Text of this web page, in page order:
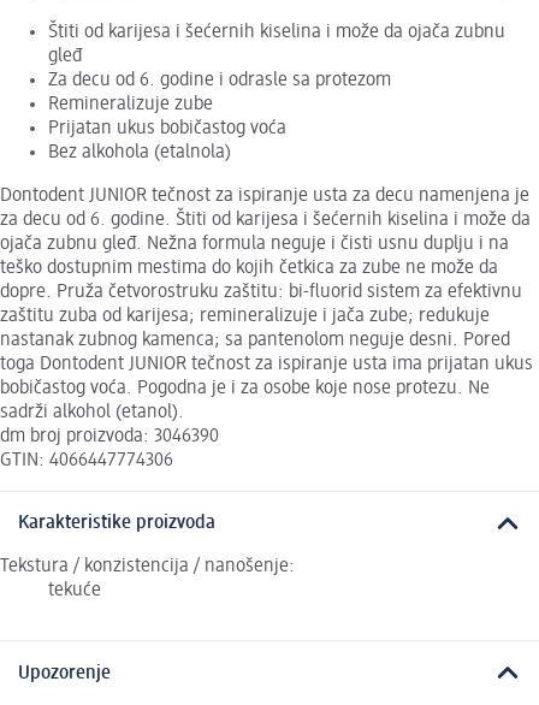
Štiti od karijesa i šećernih kiselina i može da ojača zubnu
gleđ
Za decu od 6. godine i odrasle sa protezom
Remineralizuje zube
Prijatan ukus bobičastog voća
Bez alkohola (etalnola)
Dontodent JUNIOR tečnost za ispiranje usta za decu namenjena je
za decu od 6. godine. Štiti od karijesa i šećernih kiselina i može da
ojača zubnu gleđ. Nežna formula neguje i čisti usnu duplju i na
teško dostupnim mestima do kojih četkica za zube ne može da
dopre. Pruža četvorostruku zaštitu: bi-fluorid sistem za efektivnu
zaštitu zuba od karijesa; remineralizuje i jača zube; redukuje
nastanak zubnog kamenca; sa pantenolom neguje desni. Pored
toga Dontodent JUNIOR tečnost za ispiranje usta ima prijatan ukus
bobičastog voća. Pogodna je i za osobe koje nose protezu. Ne
sadrži alkohol (etanol).
dm broj proizvoda: 3046390
GTIN: 4066447774306
Karakteristike proizvoda
Tekstura / konzistencija / nanošenje:
tekuće
Upozorenje